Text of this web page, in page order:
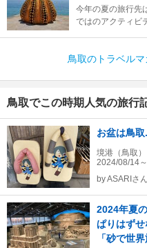
今年の夏の旅行先
ではのアクティビ
鳥取のトラベル
鳥取でこの時期人気の旅行
お盆は鳥取
境港（鳥取）
2024/08/14～
byASARIさん
2024年夏
ぱりはず
「砂で世